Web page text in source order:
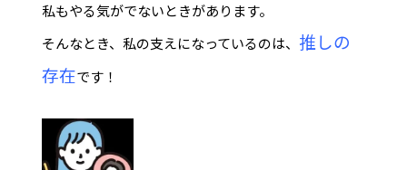
私もやる気がでないときがあります。
そんなとき、私の支えになっているのは、 推しの
存在です！